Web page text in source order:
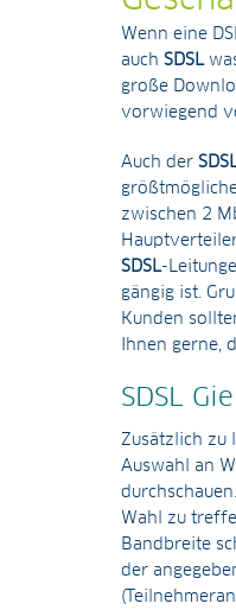
Wenn eine
auch SDSL
große
vorwiegend
Auch der
zwischen 2
SDSL-
gängig ist.
Kunden
Ihnen gerne,
SDSL
Zusätzlich zu
Auswahl an
Wahl zu
Bandbreite
der